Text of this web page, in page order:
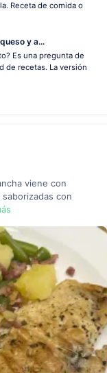
Receta de comida o
y a...
Es una pregunta de
de recetas. La versión
viene con
con